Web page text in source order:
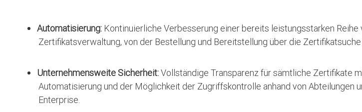
Automatisierung: Kontinuierliche Verbesserung einer bereits leistungsstarken
Zertifikatsverwaltung, von der Bestellung und Bereitstellung über die
Unternehmensweite Sicherheit:Vollständige Transparenz für sämtliche Zertifikate
Automatisierung und der Möglichkeit der Zugriffskontrolle anhand von
Enterprise.